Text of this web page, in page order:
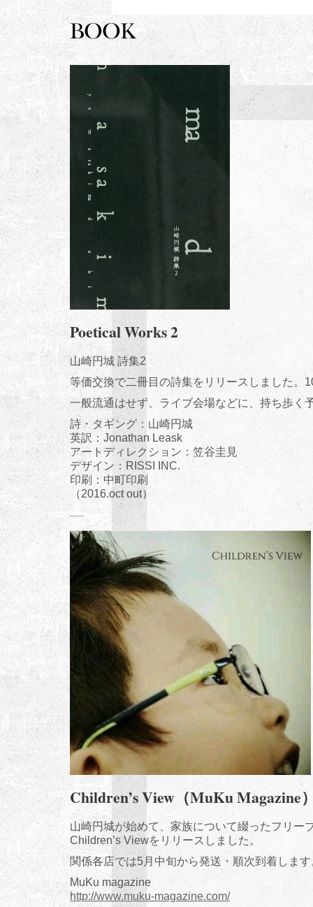
Poetical Works 2
山崎円城 詩集2
等価交換で二冊目の詩集をリリースしました。
一般流通はせず、ライブ会場などに、持ち歩く
詩・タギング：山崎円城
英訳：Jonathan Leask
アートディレクション：笠谷圭見
デザイン：RISSI INC.
印刷：中町印刷
（2016.oct out）
Children’s View（MuKu Magazine
山崎円城が始めて、家族について綴ったフリー
Children’s Viewをリリースしました。
関係各店では5月中旬から発送・順次到着します
MuKu magazine
http://www.muku-magazine.com/